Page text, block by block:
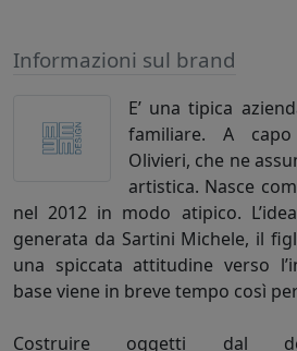
Informazioni sul brand
E’ una tipica
familiare. A capo
Olivieri, che ne
artistica. Nasce
nel 2012 in modo atipico.
generata da Sartini Michele, il
una spiccata attitudine verso
base viene in breve tempo così
Costruire oggetti dal